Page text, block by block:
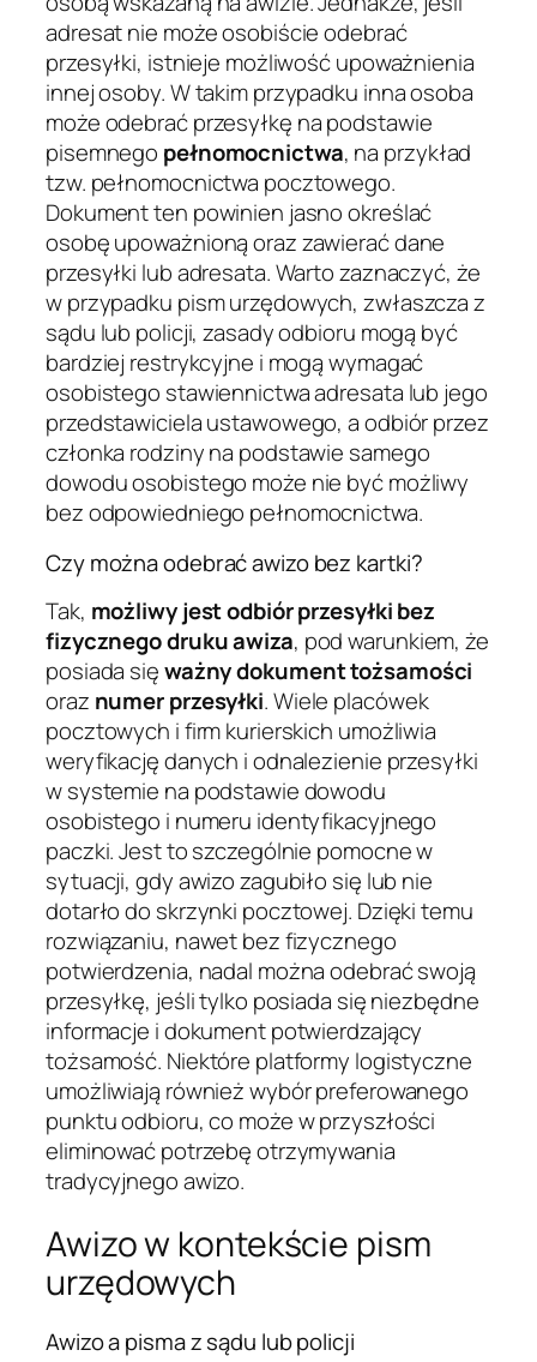
adresat nie może osobiście odebrać
przesyłki, istnieje możliwość upoważnienia
innej osoby. W takim przypadku inna osoba
może odebrać przesyłkę na podstawie
pisemnego pełnomocnictwa, na przykład
tzw. pełnomocnictwa pocztowego.
Dokument ten powinien jasno określać
osobę upoważnioną oraz zawierać dane
przesyłki lub adresata. Warto zaznaczyć, że
w przypadku pism urzędowych, zwłaszcza z
sądu lub policji, zasady odbioru mogą być
bardziej restrykcyjne i mogą wymagać
osobistego stawiennictwa adresata lub jego
przedstawiciela ustawowego, a odbiór przez
członka rodziny na podstawie samego
dowodu osobistego może nie być możliwy
bez odpowiedniego pełnomocnictwa.
Czy można odebrać awizo bez kartki?
Tak, możliwy jest odbiór przesyłki bez
fizycznego druku awiza, pod warunkiem, że
posiada sięważny dokument tożsamości
oraz numer przesyłki. Wiele placówek
pocztowych i firm kurierskich umożliwia
weryfikację danych i odnalezienie przesyłki
w systemie na podstawie dowodu
osobistego i numeru identyfikacyjnego
paczki. Jest to szczególnie pomocne w
sytuacji, gdy awizo zagubiło się lub nie
dotarło do skrzynki pocztowej. Dzięki temu
rozwiązaniu, nawet bez fizycznego
potwierdzenia, nadal można odebrać swoją
przesyłkę, jeśli tylko posiada się niezbędne
informacje i dokument potwierdzający
tożsamość. Niektóre platformy logistyczne
umożliwiają również wybór preferowanego
punktu odbioru, co może w przyszłości
eliminować potrzebę otrzymywania
tradycyjnego awizo.
Awizo w kontekście pism
urzędowych
Awizo a pisma z sądu lub policji